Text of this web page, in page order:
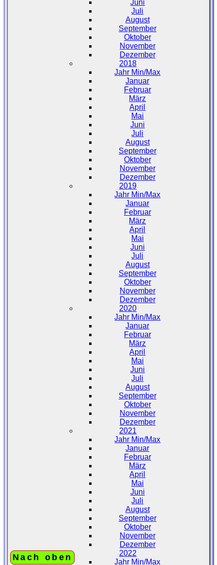
Juni
Juli
August
September
Oktober
November
Dezember
2018
Jahr Min/Max
Januar
Februar
März
April
Mai
Juni
Juli
August
September
Oktober
November
Dezember
2019
Jahr Min/Max
Januar
Februar
März
April
Mai
Juni
Juli
August
September
Oktober
November
Dezember
2020
Jahr Min/Max
Januar
Februar
März
April
Mai
Juni
Juli
August
September
Oktober
November
Dezember
2021
Jahr Min/Max
Januar
Februar
März
April
Mai
Juni
Juli
August
September
Oktober
November
Dezember
2022
Jahr Min/Max
Nach oben